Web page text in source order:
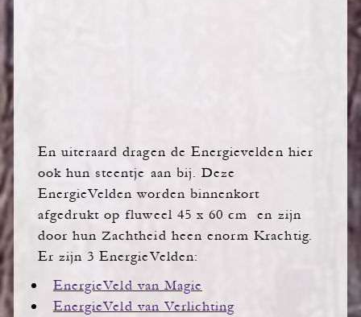
En uiteraard dragen de Energievelden hier
ook hun steentje aan bij. Deze
EnergieVelden worden binnenkort
afgedrukt op fluweel 45 x 60 cm en zijn
door hun Zachtheid heen enorm Krachtig.
Er zijn 3 EnergieVelden:
EnergieVeld van Magie
EnergieVeld van Verlichting